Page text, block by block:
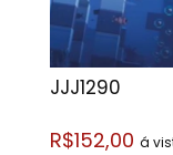
JJJ1290
R$152,00 á